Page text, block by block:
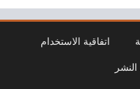
اتفاقية الاستخدام